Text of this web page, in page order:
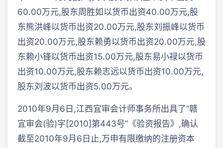
60.00万元,股东周胜如以货币出资40.00万元,股
东熊洪峰以货币出资20.00万元,股东刘振峰以货币
出资20.00万元,股东赖勇以货币出资20.00万元,股
东赖小锋以货币出资15.00万元,股东易小禄以货币
出资10.00万元,股东赖志远以货币出资10.00万元,
股东刘波以货币出资5.00万元。
2010年9月6日,江西宜审会计师事务所出具了“赣
宜审会(验)字[2010]第443号”《验资报告》,确认
截至2010年9月6日止,万申有限缴纳的注册资本